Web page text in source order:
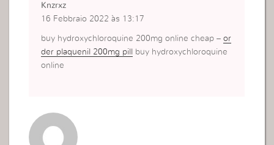
Knzrxz
16 Febbraio 2022 às 13:17
buy hydroxychloroquine 200mg online cheap –or
der plaquenil 200mg pill
buy hydroxychloroquine
online